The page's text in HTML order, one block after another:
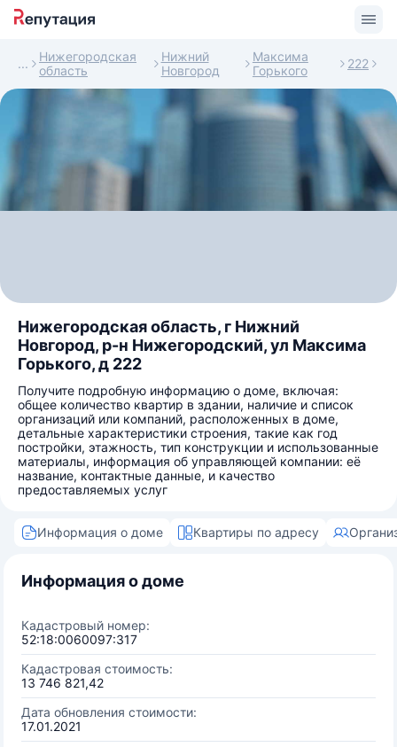
Нижегородская
область
Нижний
Новгород
Максима
Горького
222
Нижегородская область, г Нижний
Новгород, р-н Нижегородский, ул Максима
Горького, д 222
Получите подробную информацию о доме, включая:
общее количество квартир в здании, наличие и список
организаций или компаний, расположенных в доме,
детальные характеристики строения, такие как год
постройки, этажность, тип конструкции и использованные
материалы, информация об управляющей компании: её
название, контактные данные, и качество
предоставляемых услуг
Информация о доме Квартиры по адресу
Информация о доме
Кадастровый номер:
52:18:0060097:317
Кадастровая стоимость:
13 746 821,42
Дата обновления стоимости:
17.01.2021